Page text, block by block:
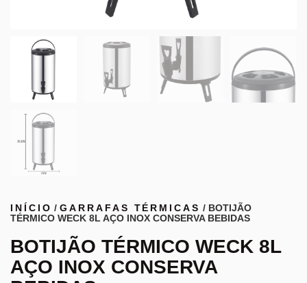
INÍCIO /GARRAFAS TÉRMICAS / BOTIJÃO
TÉRMICO WECK 8L AÇO INOX CONSERVA BEBIDAS
BOTIJÃO TÉRMICO WECK 8L
AÇO INOX CONSERVA